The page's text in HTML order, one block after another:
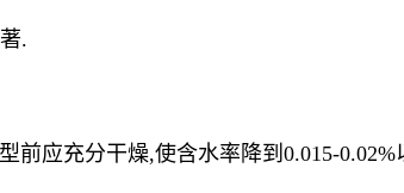
.
前应充分干燥,使含水率降到0.015-